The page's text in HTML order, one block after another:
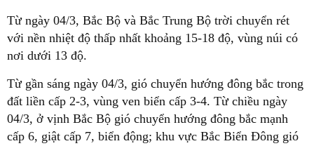
Từ ngày 04/3, Bắc Bộ và Bắc Trung Bộ trời chuyển rét
với nền nhiệt độ thấp nhất khoảng 15-18 độ, vùng núi có
nơi dưới 13 độ.
Từ gần sáng ngày 04/3, gió chuyển hướng đông bắc trong
đất liền cấp 2-3, vùng ven biển cấp 3-4. Từ chiều ngày
04/3, ở vịnh Bắc Bộ gió chuyển hướng đông bắc mạnh
cấp 6, giật cấp 7, biển động; khu vực Bắc Biển Đông gió